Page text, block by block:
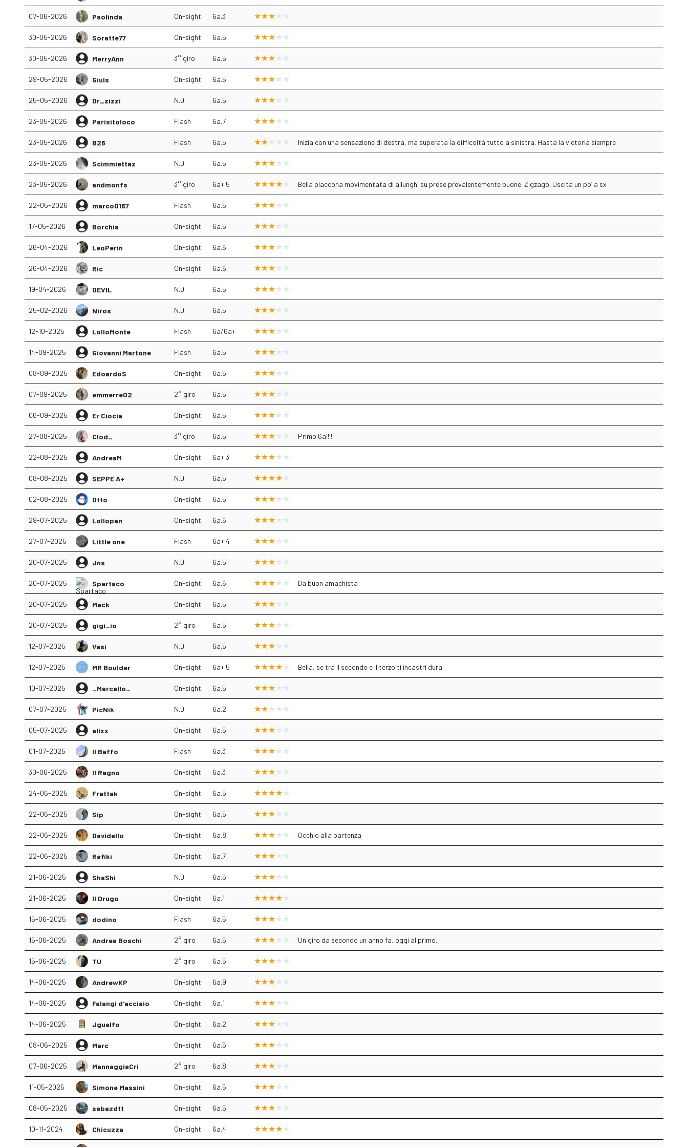
07-06-2026 Paolinda On-sight 6a.3
30-05-2026 Soratte77 On-sight 6a.5
30-05-2026 MerryAnn 3° giro 6a.5
29-05-2026 Giuls On-sight 6a.5
25-05-2026 Dr_zizzi N.D. 6a.5
23-05-2026 Parisitoloco Flash 6a.7
23-05-2026 B26 Flash 6a.5 Inizia con una sensazione di destra, ma superata la difficoltà tutto a sinistra. Hasta la victoria siempre
23-05-2026 Scimmiettaz N.D. 6a.5
23-05-2026 andmonfs 3° giro 6a+.5 Bella placcona movimentata di allunghi su prese prevalentemente buone. Zigzago. Uscita un po’ a sx
22-05-2026 marco0167 Flash 6a.5
17-05-2026 Borchia On-sight 6a.5
26-04-2026 LeoPerin On-sight 6a.6
26-04-2026 Ric On-sight 6a.6
19-04-2026 DEVIL N.D. 6a.5
25-02-2026 Niros N.D. 6a.5
12-10-2025 LolloMonte Flash 6a/6a+
14-09-2025 Giovanni Martone Flash 6a.5
08-09-2025 EdoardoS On-sight 6a.5
07-09-2025 emmerre02 2° giro 6a.5
06-09-2025 Er Ciocia On-sight 6a.5
27-08-2025 Clod_ 3° giro 6a.5 Primo 6a!!!!
22-08-2025 AndreaM On-sight 6a+.3
08-08-2025 SEPPE A+ N.D. 6a.5
02-08-2025 Otto On-sight 6a.5
29-07-2025 Lollopan On-sight 6a.6
27-07-2025 Little one Flash 6a+.4
20-07-2025 Jns N.D. 6a.5
20-07-2025 Spartaco On-sight 6a.6 Da buon amachista
20-07-2025 Mack On-sight 6a.5
20-07-2025 gigi_io 2° giro 6a.5
12-07-2025 Vasi N.D. 6a.5
12-07-2025 MR Boulder On-sight 6a+.5 Bella, se tra il secondo e il terzo ti incastri dura
10-07-2025 _Marcello_ On-sight 6a.5
07-07-2025 PicNik N.D. 6a.2
05-07-2025 alixx On-sight 6a.5
01-07-2025 Il Baffo Flash 6a.3
30-06-2025 Il Ragno On-sight 6a.3
24-06-2025 Frattak On-sight 6a.5
22-06-2025 Sip On-sight 6a.5
22-06-2025 Davidello On-sight 6a.8 Occhio alla partenza
22-06-2025 Rafiki On-sight 6a.7
21-06-2025 ShaShi N.D. 6a.5
21-06-2025 Il Drugo On-sight 6a.1
15-06-2025 dodino Flash 6a.5
15-06-2025 Andrea Boschi 2° giro 6a.5 Un giro da secondo un anno fa, oggi al primo.
15-06-2025 TU 2° giro 6a.5
14-06-2025 AndrewKP On-sight 6a.9
14-06-2025 Falangi d’acciaio On-sight 6a.1
14-06-2025 Jguelfo On-sight 6a.2
08-06-2025 Marc On-sight 6a.5
07-06-2025 MannaggiaCri 2° giro 6a.8
11-05-2025 Simone Massini On-sight 6a.5
08-05-2025 sebazdtt On-sight 6a.5
10-11-2024 Chicuzza On-sight 6a.4